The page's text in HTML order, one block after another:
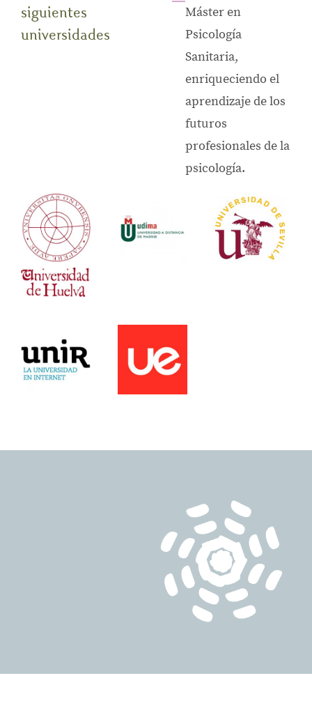
siguientes
universidades
Máster en
Psicología
Sanitaria,
enriqueciendo el
aprendizaje de los
futuros
profesionales de la
psicología.